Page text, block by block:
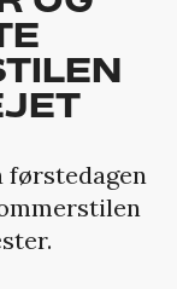
førstedagen